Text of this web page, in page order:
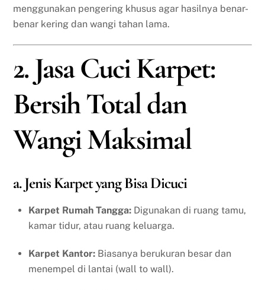
menggunakan pengering khusus agar hasilnya benar-
benar kering dan wangi tahan lama.
2. Jasa Cuci Karpet:
Bersih Total dan
Wangi Maksimal
a. Jenis Karpet yang Bisa Dicuci
Karpet Rumah Tangga: Digunakan di ruang tamu,
kamar tidur, atau ruang keluarga.
Karpet Kantor: Biasanya berukuran besar dan
menempel di lantai (wall to wall).